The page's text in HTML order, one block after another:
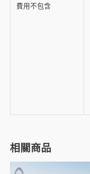
費用不包含
相關商品